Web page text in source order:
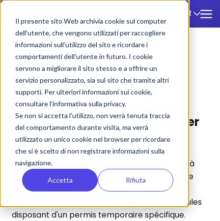
Il presente sito Web archivia cookie sul computer
dell'utente, che vengono utilizzati per raccogliere
informazioni sull'utilizzo del sito e ricordare i
comportamenti dell'utente in futuro. I cookie
servono a migliorare il sito stesso e a offrire un
servizio personalizzato, sia sul sito che tramite altri
supporti. Per ulteriori informazioni sui cookie,
consultare l'informativa sulla privacy.
Se non si accetta l'utilizzo, non verrà tenuta traccia
del comportamento durante visita, ma verrà
utilizzato un unico cookie nel browser per ricordare
che si è scelto di non registrare informazioni sulla
navigazione.
Accetta Rifiuta
FR
Cremone
Crémone
Qu'est-ce que la ZTL de
Crémone et qui doit demander
le permis
La municipalité de Crémone a établi une zone à
trafic limité (ZTL) et une zone urbaine piétonne
(APU) dans lesquelles le transit et le
stationnement ne sont autorisés qu'aux véhicules
disposant d'un permis temporaire spécifique.